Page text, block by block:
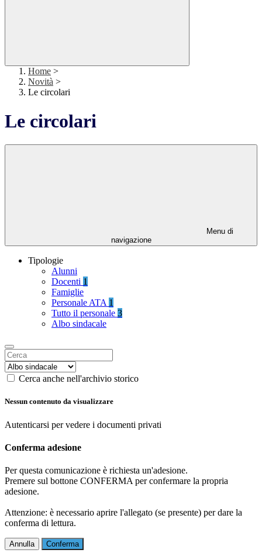
Home >
Novità >
Le circolari
Le circolari
Menu di
navigazione
Tipologie
Alunni
Docenti 1
Famiglie
Personale ATA 1
Tutto il personale 3
Albo sindacale
Cerca anche nell'archivio storico
Nessun contenuto da visualizzare
Autenticarsi per vedere i documenti privati
Conferma adesione
Per questa comunicazione è richiesta un'adesione.
Premere sul bottone CONFERMA per confermare la propria
adesione.
Attenzione: è necessario aprire l'allegato (se presente) per dare la
conferma di lettura.
Annulla Conferma